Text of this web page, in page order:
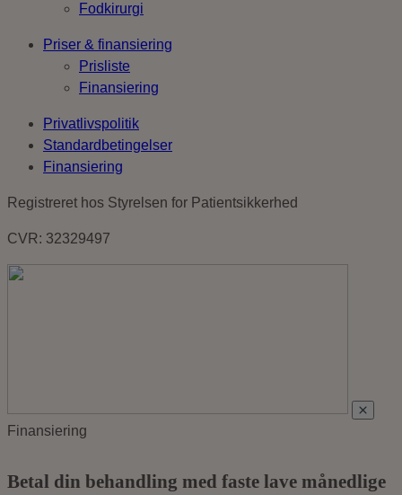
Fodkirurgi
Priser & finansiering
Prisliste
Finansiering
Privatlivspolitik
Standardbetingelser
Finansiering
Registreret hos Styrelsen for Patientsikkerhed
CVR: 32329497
Finansiering
Betal din behandling med faste lave månedlige